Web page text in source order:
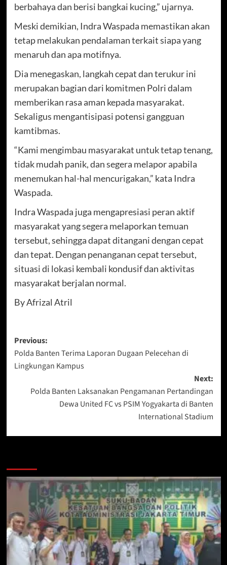
berbahaya dan berisi bangkai kucing,” ujarnya.
Meski demikian, Indra Waspada memastikan akan
tetap melakukan pendalaman terkait siapa yang
menaruh dan apa motifnya.
Dia menegaskan, langkah cepat dan terukur ini
merupakan bagian dari komitmen Polri dalam
memberikan rasa aman kepada masyarakat.
Sekaligus mengantisipasi potensi gangguan
kamtibmas.
“Kami mengimbau masyarakat untuk tetap tenang,
tidak mudah panik, dan segera melapor apabila
menemukan hal-hal mencurigakan,” kata Indra
Waspada.
Indra Waspada juga mengapresiasi peran aktif
masyarakat yang segera melaporkan temuan
tersebut, sehingga dapat ditangani dengan cepat
dan tepat. Dengan penanganan cepat tersebut,
situasi di lokasi kembali kondusif dan aktivitas
masyarakat berjalan normal.
By Afrizal Atril
Post
navigation
Previous:
Polda Banten Terima Laporan Dugaan Pelecehan di
Lingkungan Kampus
Next:
Polda Banten Laksanakan Pengamanan Pertandingan
Dewa United FC vs PSIM Yogyakarta di Banten
International Stadium